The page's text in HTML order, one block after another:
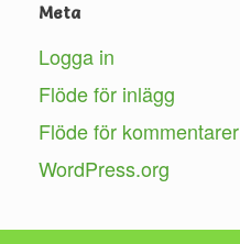
Meta
Logga in
Flöde för inlägg
Flöde för kommentarer
WordPress.org